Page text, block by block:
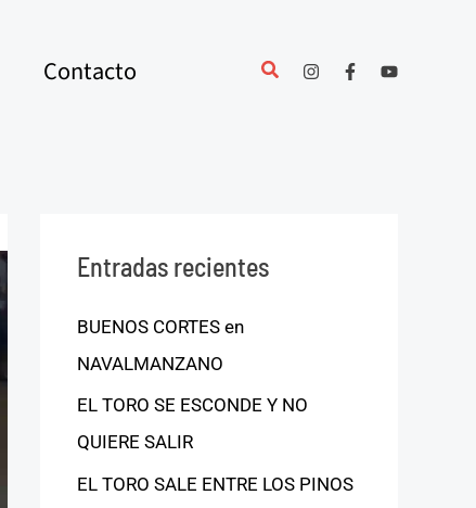
Contacto
Entradas recientes
BUENOS CORTES en
NAVALMANZANO
EL TORO SE ESCONDE Y NO
QUIERE SALIR
EL TORO SALE ENTRE LOS PINOS